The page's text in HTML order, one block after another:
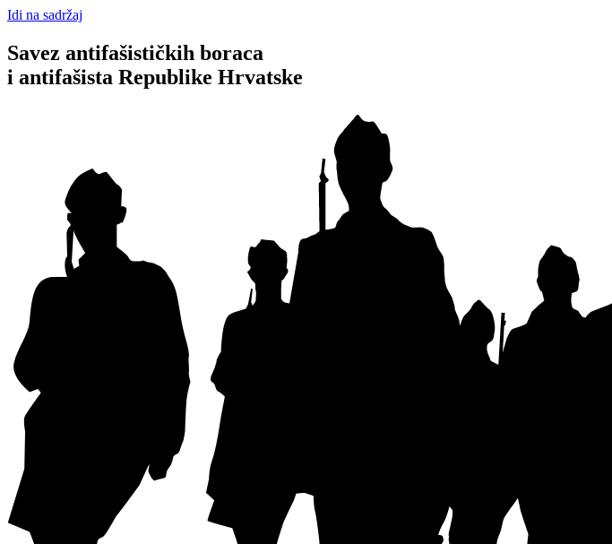
Idi na sadržaj
Savez antifašističkih boraca
i antifašista Republike Hrvatske